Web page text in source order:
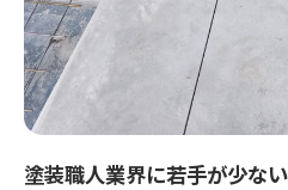
塗装職人業界に若手が少な